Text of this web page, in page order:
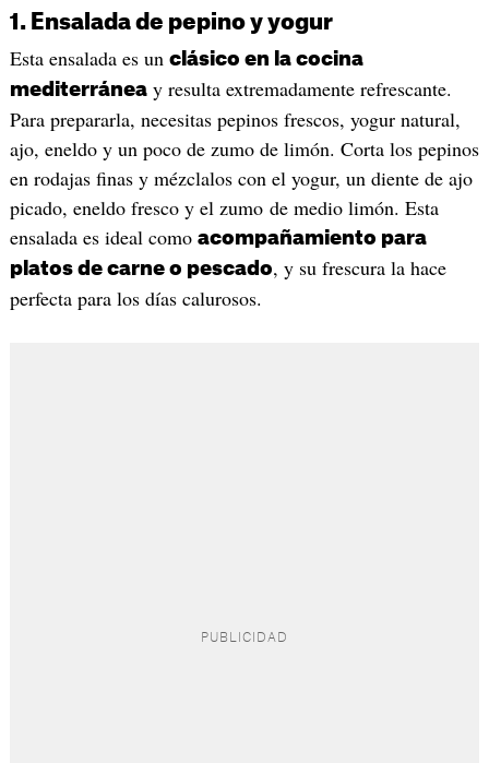
1. Ensalada de pepino y yogur
Esta ensalada es un clásico en la cocina
mediterráneay resulta extremadamente refrescante.
Para prepararla, necesitas pepinos frescos, yogur natural,
ajo, eneldo y un poco de zumo de limón. Corta los pepinos
en rodajas finas y mézclalos con el yogur, un diente de ajo
picado, eneldo fresco y el zumo de medio limón. Esta
ensalada es ideal como acompañamiento para
platos de carne o pescado, y su frescura la hace
perfecta para los días calurosos.